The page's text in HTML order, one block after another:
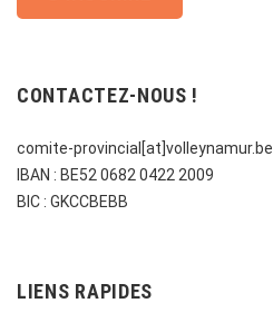
CONTACTEZ-NOUS !
comite-provincial[at]volleynamur.be
IBAN : BE52 0682 0422 2009
BIC : GKCCBEBB
LIENS RAPIDES